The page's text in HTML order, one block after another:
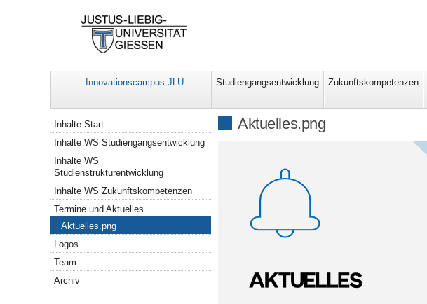
Innovationscampus JLU Studiengangsentwicklung Zukunftskompetenzen
Aktuelles.png
Navigation
Inhalte Start
Inhalte WS Studiengangsentwicklung
Inhalte WS
Studienstrukturentwicklung
Inhalte WS Zukunftskompetenzen
Termine und Aktuelles
Aktuelles.png
Logos
Team
Archiv